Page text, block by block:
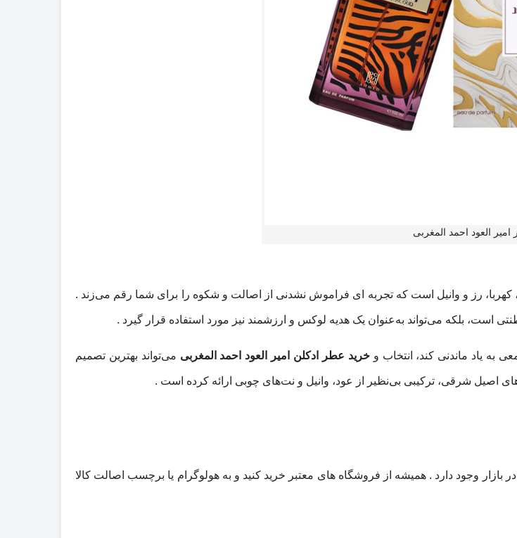
العود احمد المغربی
کهربا، رز و وانیل است که تجربه‌ ای فراموش‌ نشدنی از اصالت و شکوه را برای شما رقم می‌زند .
است، بلکه می‌تواند به‌عنوان یک هدیه لوکس و ارزشمند نیز مورد استفاده قرار گیرد .
به‌ یاد ماندنی کند، انتخاب وخرید عطر ادکلن امیر العود احمد المغربی می‌تواند بهترین تصمیم
اصیل شرقی، ترکیبی بی‌نظیر از عود، وانیل و نت‌های چوبی ارائه کرده است .
بازار وجود دارد . همیشه از فروشگاه‌ های معتبر خرید کنید و به هولوگرام یا برچسب اصالت کالا